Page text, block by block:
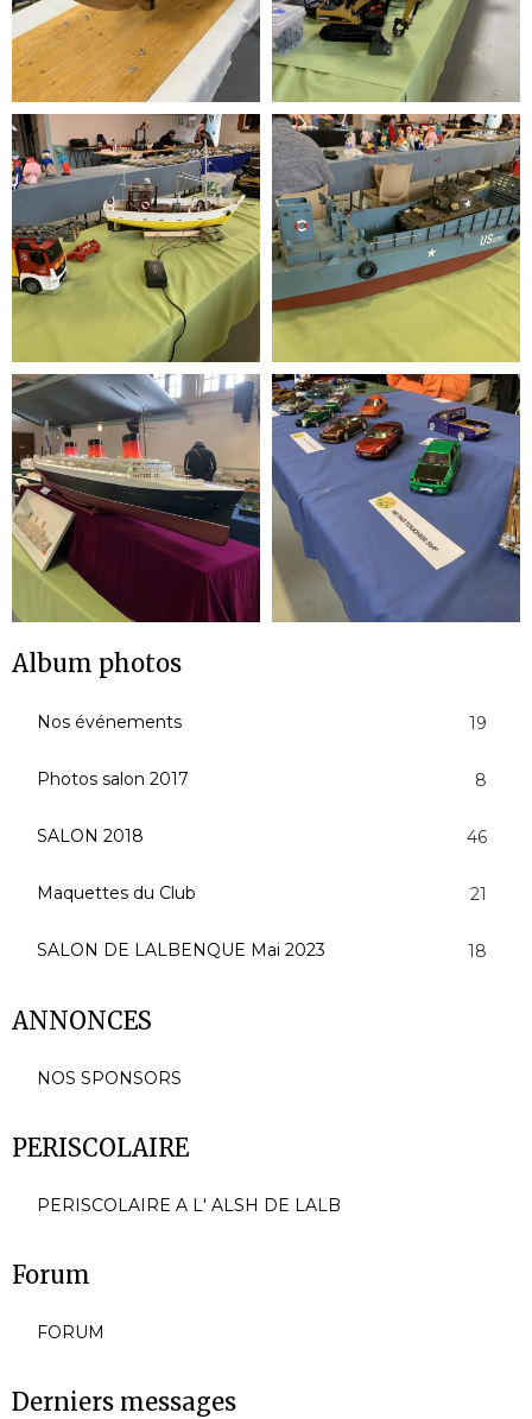
Album photos
Nos événements 19
Photos salon 2017 8
SALON 2018 46
Maquettes du Club 21
SALON DE LALBENQUE Mai 2023 18
ANNONCES
NOS SPONSORS
PERISCOLAIRE
PERISCOLAIRE A L' ALSH DE LALB
Forum
FORUM
Derniers messages